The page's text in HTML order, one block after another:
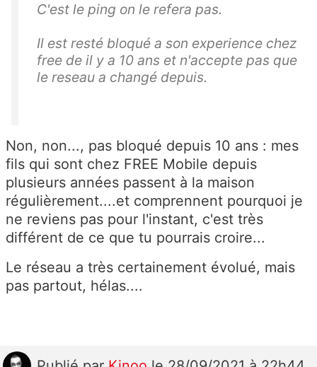
C'est le ping on le refera pas.
Il est resté bloqué a son experience chez
free de il y a 10 ans et n'accepte pas que
le reseau a changé depuis.
Non, non..., pas bloqué depuis 10 ans : mes
fils qui sont chez FREE Mobile depuis
plusieurs années passent à la maison
régulièrement....et comprennent pourquoi je
ne reviens pas pour l'instant, c'est très
différent de ce que tu pourrais croire...
Le réseau a très certainement évolué, mais
pas partout, hélas....